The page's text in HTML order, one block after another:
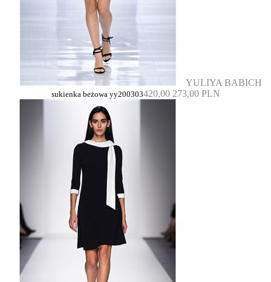
YULIYA BABICH
sukienka beżowa yy200303420,00 273,00 PLN